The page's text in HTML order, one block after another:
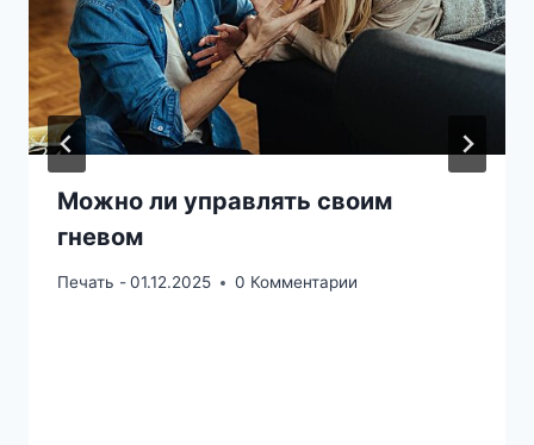
Можно ли управлять своим
гневом
Печать -01.12.2025 0 Комментарии